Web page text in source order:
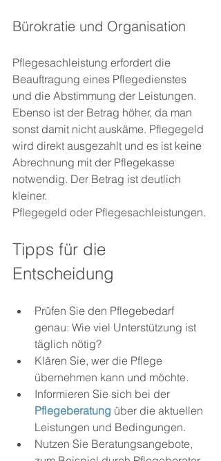
Bürokratie und Organisation
Pflegesachleistung erfordert die
Beauftragung eines Pflegedienstes
und die Abstimmung der Leistungen.
Ebenso ist der Betrag höher, da man
sonst damit nicht auskäme. Pflegegeld
wird direkt ausgezahlt und es ist keine
Abrechnung mit der Pflegekasse
notwendig. Der Betrag ist deutlich
kleiner.
Pflegegeld oder Pflegesachleistungen.
Tipps für die
Entscheidung
Prüfen Sie den Pflegebedarf
genau: Wie viel Unterstützung ist
täglich nötig?
Klären Sie, wer die Pflege
übernehmen kann und möchte.
Informieren Sie sich bei der
Pflegeberatung über die aktuellen
Leistungen und Bedingungen.
Nutzen Sie Beratungsangebote,